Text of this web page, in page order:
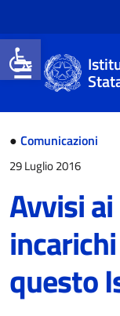
Open
● Comunicazioni
29 Luglio 2016
Avvisi
questo